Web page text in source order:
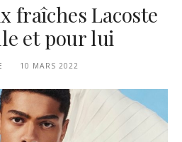
fraîches Lacoste
et pour lui
10 MARS 2022